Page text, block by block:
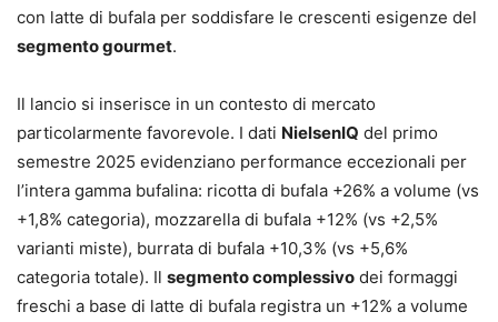
con latte di bufala per soddisfare le crescenti esigenze del
segmento gourmet.
Il lancio si inserisce in un contesto di mercato
particolarmente favorevole. I dati NielsenIQ del primo
semestre 2025 evidenziano performance eccezionali per
l’intera gamma bufalina: ricotta di bufala +26% a volume (vs
+1,8% categoria), mozzarella di bufala +12% (vs +2,5%
varianti miste), burrata di bufala +10,3% (vs +5,6%
categoria totale). Il segmento complessivo dei formaggi
freschi a base di latte di bufala registra un +12% a volume